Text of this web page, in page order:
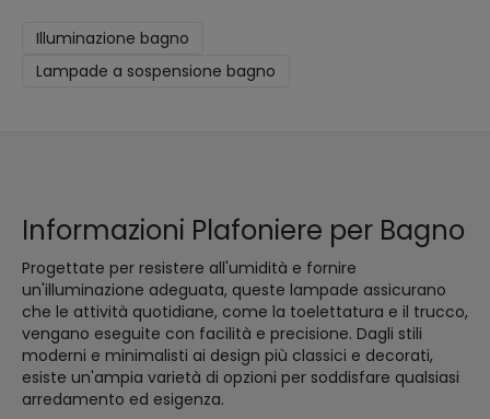
Illuminazione bagno
Lampade a sospensione bagno
Informazioni Plafoniere per Bagno
Progettate per resistere all'umidità e fornire
un'illuminazione adeguata, queste lampade assicurano
che le attività quotidiane, come la toelettatura e il trucco,
vengano eseguite con facilità e precisione. Dagli stili
moderni e minimalisti ai design più classici e decorati,
esiste un'ampia varietà di opzioni per soddisfare qualsiasi
arredamento ed esigenza.